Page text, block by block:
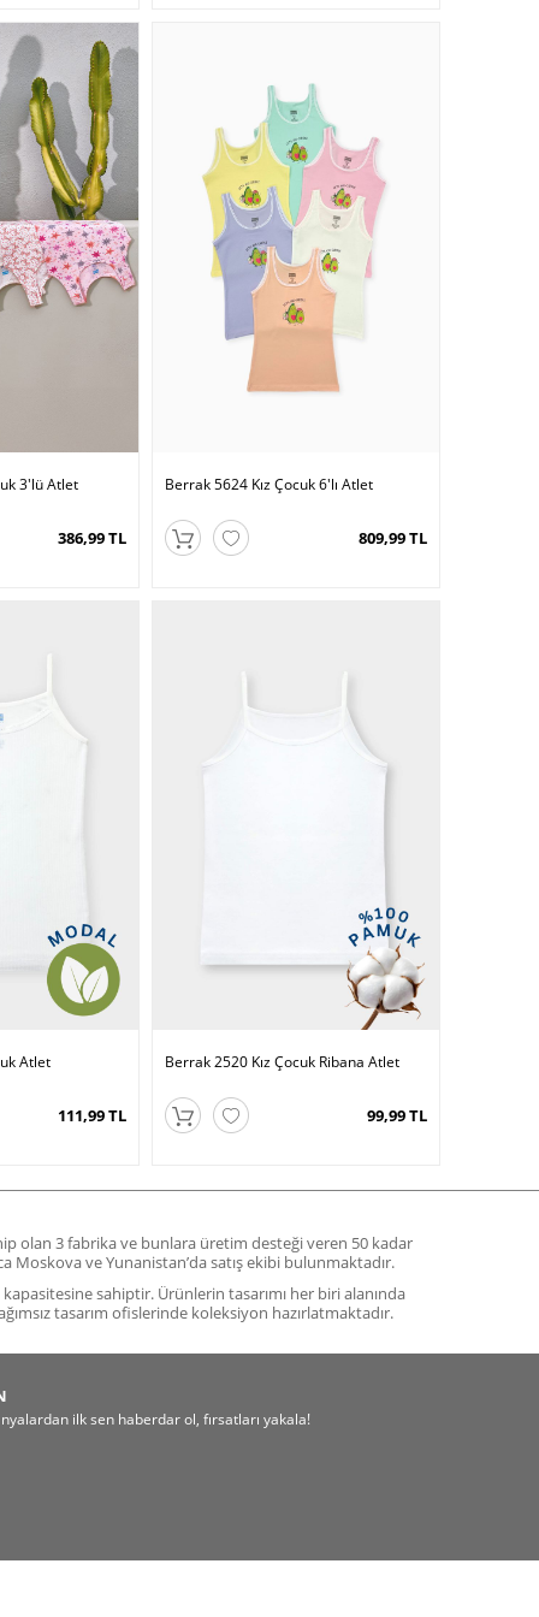
3'lü Atlet
386,99 TL
Berrak 5624 Kız Çocuk 6'lı Atlet
809,99 TL
Atlet
111,99 TL
Berrak 2520 Kız Çocuk Ribana Atlet
99,99 TL
olan 3 fabrika ve bunlara üretim desteği veren 50 kadar
Moskova ve Yunanistan’da satış ekibi bulunmaktadır.
sahiptir. Ürünlerin tasarımı her biri alanında
tasarım ofislerinde koleksiyon hazırlatmaktadır.
ilk sen haberdar ol, fırsatları yakala!